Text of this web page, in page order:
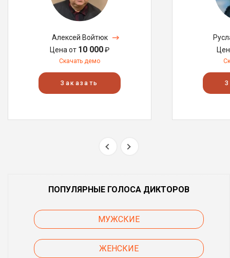
Алексей Войтюк
Цена от 10 000₽
Скачать демо
Заказать
ПОПУЛЯРНЫЕ ГОЛОСА ДИКТОРОВ
МУЖСКИЕ
ЖЕНСКИЕ